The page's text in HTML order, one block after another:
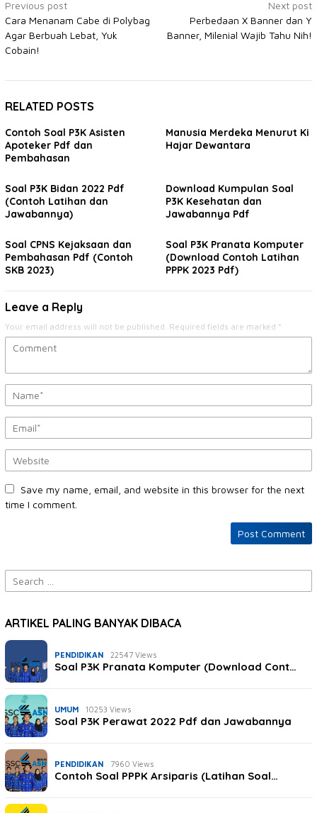
Post
navigation
Previous post
Cara Menanam Cabe di Polybag
Agar Berbuah Lebat, Yuk
Cobain!
Next post
Perbedaan X Banner dan Y
Banner, Milenial Wajib Tahu Nih!
RELATED POSTS
Contoh Soal P3K Asisten
Apoteker Pdf dan
Pembahasan
Manusia Merdeka Menurut Ki
Hajar Dewantara
Soal P3K Bidan 2022 Pdf
(Contoh Latihan dan
Jawabannya)
Download Kumpulan Soal
P3K Kesehatan dan
Jawabannya Pdf
Soal CPNS Kejaksaan dan
Pembahasan Pdf (Contoh
SKB 2023)
Soal P3K Pranata Komputer
(Download Contoh Latihan
PPPK 2023 Pdf)
Leave a Reply
Your email address will not be published. Required fields are marked *
Save my name, email, and website in this browser for the next
time I comment.
Search
for:
ARTIKEL PALING BANYAK DIBACA
PENDIDIKAN 22547 Views
Soal P3K Pranata Komputer (Download Cont…
UMUM 10253 Views
Soal P3K Perawat 2022 Pdf dan Jawabannya
PENDIDIKAN 7960 Views
Contoh Soal PPPK Arsiparis (Latihan Soal…